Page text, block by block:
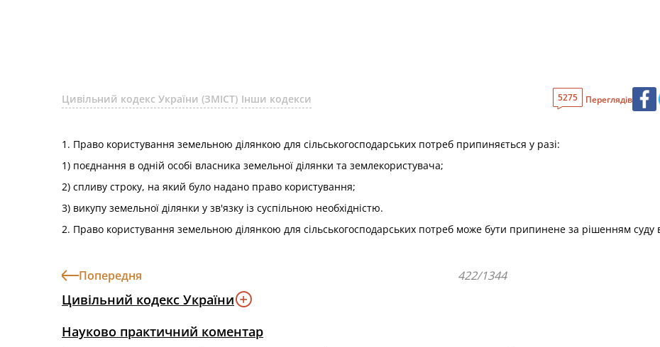
Цивільний кодекс України (ЗМІСТ) Інши кодекси 5275 Переглядів
1. Право користування земельною ділянкою для сільськогосподарських потреб припиняється у разі:
1) поєднання в одній особі власника земельної ділянки та землекористувача;
2) спливу строку, на який було надано право користування;
3) викупу земельної ділянки у зв'язку із суспільною необхідністю.
2. Право користування земельною ділянкою для сільськогосподарських потреб може бути припинене за рішенням
Попередня 422/1344
Цивільний кодекс України
Науково практичний коментар